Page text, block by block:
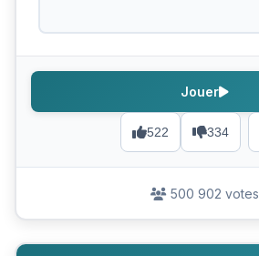
522 334
Jouer
500 902 votes